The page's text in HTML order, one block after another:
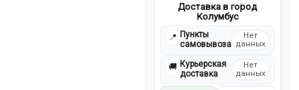
Доставка в город
Колумбус
📍 Пункты
самовывоза
Нет
данных
🚚 Курьерская
доставка
Нет
данных